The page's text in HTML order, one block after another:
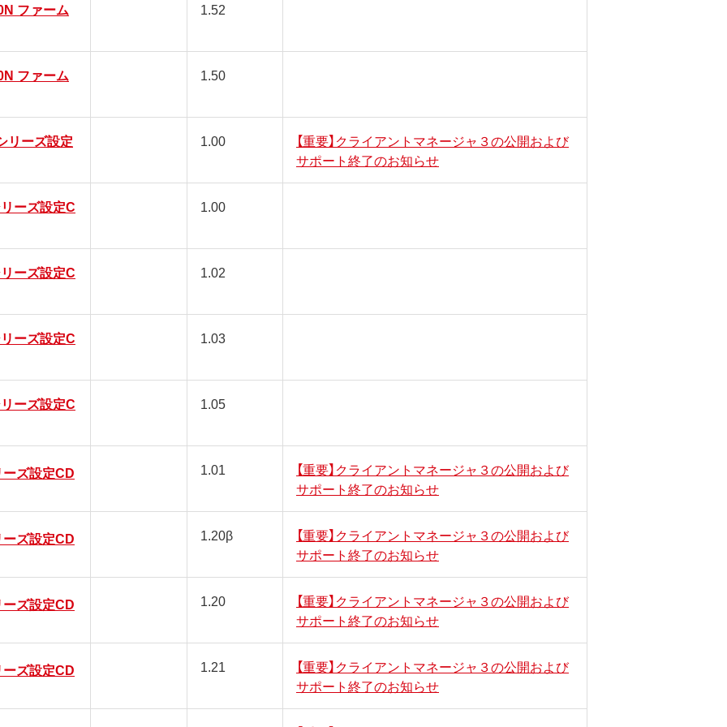
ファーム 1.52
ファーム 1.50
リーズ設定 1.00
【重要】クライアントマネージャ３の公開および
サポート終了のお知らせ
ーズ設定C 1.00
ーズ設定C 1.02
ーズ設定C 1.03
ーズ設定C 1.05
ズ設定CD 1.01
【重要】クライアントマネージャ３の公開および
サポート終了のお知らせ
ズ設定CD 1.20β
【重要】クライアントマネージャ３の公開および
サポート終了のお知らせ
ズ設定CD 1.20
【重要】クライアントマネージャ３の公開および
サポート終了のお知らせ
ズ設定CD 1.21
【重要】クライアントマネージャ３の公開および
サポート終了のお知らせ